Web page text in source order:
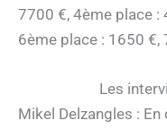
7700 €, 4ème place :
6ème place : 1650 €,
Les
Mikel Delzangles : En